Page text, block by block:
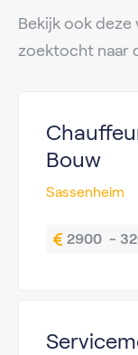
Bekijk ook deze
zoektocht naar
Bouw
Sassenheim
2900  -